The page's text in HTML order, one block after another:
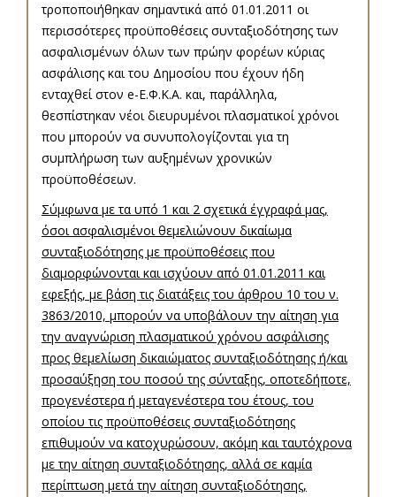
τροποποιήθηκαν σημαντικά από 01.01.2011 οι
περισσότερες προϋποθέσεις συνταξιοδότησης των
ασφαλισμένων όλων των πρώην φορέων κύριας
ασφάλισης και του Δημοσίου που έχουν ήδη
ενταχθεί στον e-Ε.Φ.Κ.Α. και, παράλληλα,
θεσπίστηκαν νέοι διευρυμένοι πλασματικοί χρόνοι
που μπορούν να συνυπολογίζονται για τη
συμπλήρωση των αυξημένων χρονικών
προϋποθέσεων.
Σύμφωνα με τα υπό 1 και 2 σχετικά έγγραφά μας,
όσοι ασφαλισμένοι θεμελιώνουν δικαίωμα
συνταξιοδότησης με προϋποθέσεις που
διαμορφώνονται και ισχύουν από 01.01.2011 και
εφεξής, με βάση τις διατάξεις του άρθρου 10 του ν.
3863/2010, μπορούν να υποβάλουν την αίτηση για
την αναγνώριση πλασματικού χρόνου ασφάλισης
προς θεμελίωση δικαιώματος συνταξιοδότησης ή/και
προσαύξηση του ποσού της σύνταξης, οποτεδήποτε,
προγενέστερα ή μεταγενέστερα του έτους, του
οποίου τις προϋποθέσεις συνταξιοδότησης
επιθυμούν να κατοχυρώσουν, ακόμη και ταυτόχρονα
με την αίτηση συνταξιοδότησης, αλλά σε καμία
περίπτωση μετά την αίτηση συνταξιοδότησης,